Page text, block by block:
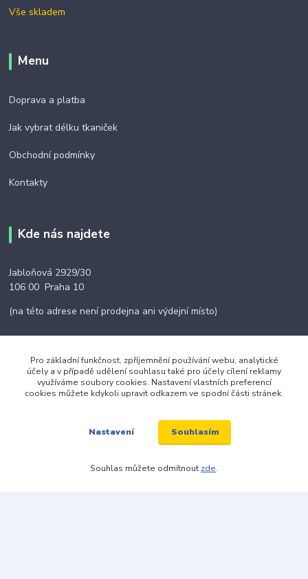
Vše skladem
Menu
Doprava a platba
Jak vybrat délku tkaniček
Obchodní podmínky
Kontakty
Kde nás najdete
Jabloňová 2929/30
106 00 Praha 10
(na této adrese není prodejna ani výdejní místo)
Kontakty
Pro základní funkčnost, zpříjemnění používání webu, analytické
účely a v případě udělení souhlasu také pro účely cílení reklamy
využíváme soubory cookies. Nastavení vlastních preferencí
cookies můžete kdykoli upravit odkazem ve spodní části stránek.
Nastavení Souhlasím
Souhlas můžete odmítnout zde.